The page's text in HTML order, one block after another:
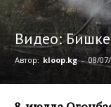
Видео:
Автор: kloop.kg - 08/